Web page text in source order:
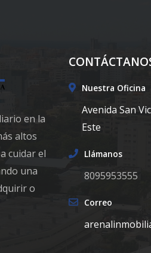
en la
altos
cuidar el
una
o
Nuestra Oficina
Avenida San
Este
Llámanos
8095953555
Correo